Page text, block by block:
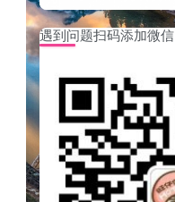
遇到问题扫码添加微信